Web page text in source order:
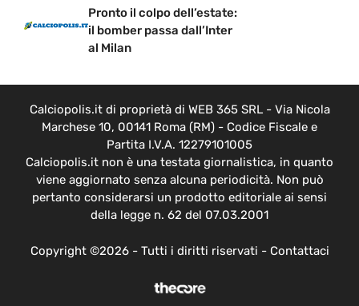
Pronto il colpo dell’estate:
il bomber passa dall’Inter
al Milan
Calciopolis.it di proprietà di WEB 365 SRL - Via Nicola
Marchese 10, 00141 Roma (RM) - Codice Fiscale e
Partita I.V.A. 12279101005
Calciopolis.it non è una testata giornalistica, in quanto
viene aggiornato senza alcuna periodicità. Non può
pertanto considerarsi un prodotto editoriale ai sensi
della legge n. 62 del 07.03.2001
Copyright ©2026 - Tutti i diritti riservati - Contattaci